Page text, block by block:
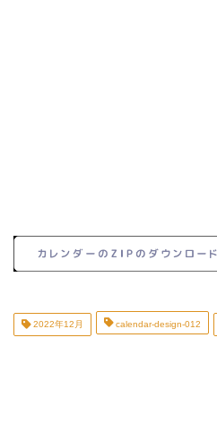
2022年12月 calendar-design-012